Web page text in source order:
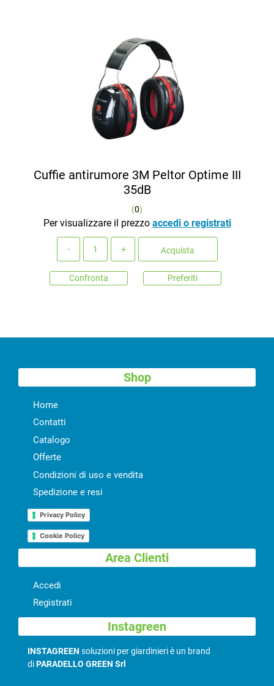
Cuffie antirumore 3M Peltor Optime III
35dB
(0)
Per visualizzare il prezzo accedi o registrati
Acquista
Confronta Preferiti
Shop
Home
Contatti
Catalogo
Offerte
Condizioni di uso e vendita
Spedizione e resi
Privacy Policy
Cookie Policy
Area Clienti
Accedi
Registrati
Instagreen
INSTAGREEN soluzioni per giardinieri è un brand
diPARADELLO GREEN Srl